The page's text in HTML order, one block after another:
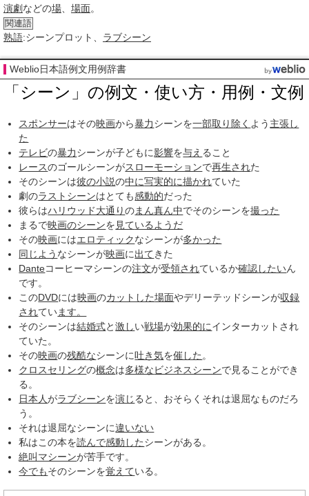
演劇などの場 場面。
関連語
熟語:シーンプロット、 ラブシーン
Weblio日本語例文用例辞書
「シーン」の例文・使い方・用例・文例
スポンサーはその映画から暴力シーンを一部取り除く よう 主張し
た
テレビの暴力シーンが子どもに影響を与え ること
レースのゴールシーンがスローモーションで再生された
そのシーンは彼の小説の中に写実的に描かれていた
劇のラストシーンはとても感動的だった
彼らはハリウッド大通りのまん真ん中でそのシーンを撮った
まるで映画のシーンを 見ているようだ
その映画にはエロティックなシーンが多かった
同じよう なシーンが映画に出てきた
Danteコーヒーマシーンの注文が受領されているか確認したいん
です。
このDVDには映画のカットした場面やデリーテッドシーンが収録
されています。
そのシーンは結婚式と激しい戦場が効果的にインターカットされ
ていた。
その映画の残酷なシーンに吐き気を催した 。
クロスセリングの概念は多様なビジネスシーンで見ることができ
る。
日本人がラブシーンを演じると、おそらくそれは退屈なものだろ
う。
それは退屈なシーンに違いない
私はこの本を読んで感動したシーンがある。
絶叫マシーンが苦手です。
今でもそのシーンを覚えている。